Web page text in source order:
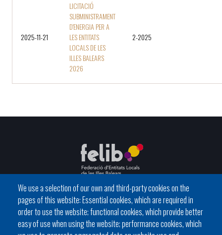
2025-11-21
LICITACIÓ
SUBMINISTRAMENT
D'ENERGIA PER A
LES ENTITATS
LOCALS DE LES
ILLES BALEARS
2026
2-2025
We use a selection of our own and third-party cookies on the
pages of this website: Essential cookies, which are required in
order to use the website; functional cookies, which provide better
easy of use when using the website; performance cookies, which
C / del General Riera, 111 07010 Palma
Phone 971 760911 - Fax 971 763102